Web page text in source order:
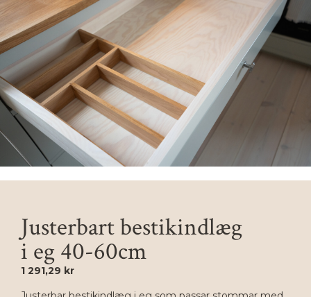
Justerbart bestikindlæg
i eg 40-60cm
1 291,29 kr